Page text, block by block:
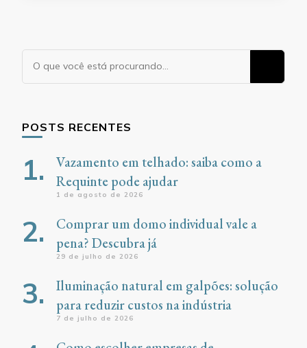
Procurando
POSTS RECENTES
Vazamento em telhado: saiba como a
Requinte pode ajudar
1 de agosto de 2026
Comprar um domo individual vale a
pena? Descubra já
29 de julho de 2026
Iluminação natural em galpões: solução
para reduzir custos na indústria
7 de julho de 2026